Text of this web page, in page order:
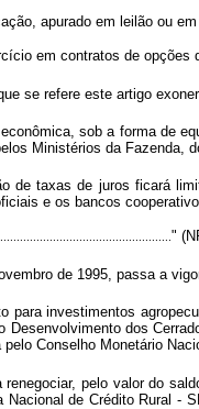
apurado em leilão ou
em contratos de
se refere este artigo
sob a forma de
Ministérios da Fazenda,
de taxas de juros ficará
e os bancos
"
de 1995, passa a
investimentos
Desenvolvimento dos
Conselho Monetário
pelo valor do
de Crédito Rural